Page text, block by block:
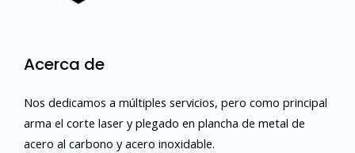
Acerca de
Nos dedicamos a múltiples servicios, pero como principal
arma el corte laser y plegado en plancha de metal de
acero al carbono y acero inoxidable.